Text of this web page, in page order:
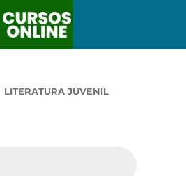
LITERATURA JUVENIL